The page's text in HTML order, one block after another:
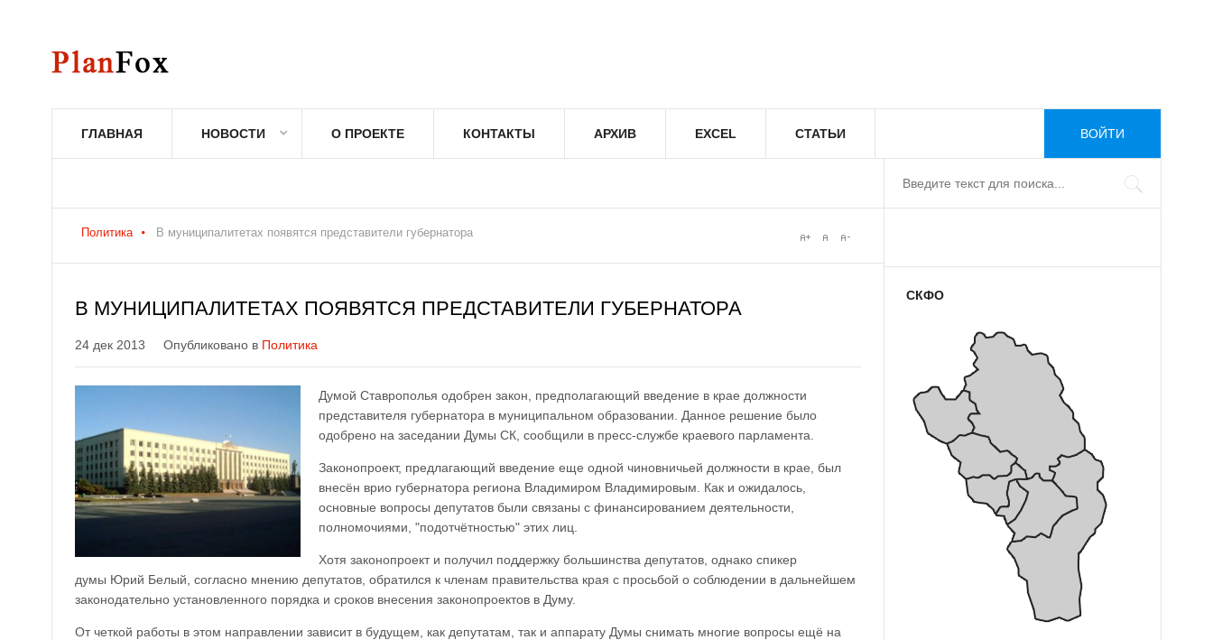
ГЛАВНАЯ НОВОСТИ О ПРОЕКТЕ КОНТАКТЫ АРХИВ EXCEL СТАТЬИ ВОЙТИ
Политика В муниципалитетах появятся представители губернатора
В МУНИЦИПАЛИТЕТАХ ПОЯВЯТСЯ ПРЕДСТАВИТЕЛИ ГУБЕРНАТОРА
24 дек 2013 Опубликовано в Политика
Думой Ставрополья одобрен закон, предполагающий введение в крае должности
представителя губернатора в муниципальном образовании. Данное решение было
одобрено на заседании Думы СК, сообщили в пресс-службе краевого парламента.
Законопроект, предлагающий введение еще одной чиновничьей должности в крае, был
внесён врио губернатора региона Владимиром Владимировым. Как и ожидалось,
основные вопросы депутатов были связаны с финансированием деятельности,
полномочиями, "подотчётностью" этих лиц.
Хотя законопроект и получил поддержку большинства депутатов, однако спикер
думы Юрий Белый, согласно мнению депутатов, обратился к членам правительства края с просьбой о соблюдении в дальнейшем
законодательно установленного порядка и сроков внесения законопроектов в Думу.
От четкой работы в этом направлении зависит в будущем, как депутатам, так и аппарату Думы снимать многие вопросы ещё на
СКФО